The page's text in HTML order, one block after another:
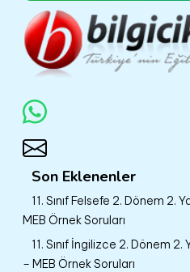
Son Eklenenler
11. Sınıf Felsefe 2. Dönem 2.
MEB Örnek Soruları
11. Sınıf İngilizce 2. Dönem 2.
– MEB Örnek Soruları